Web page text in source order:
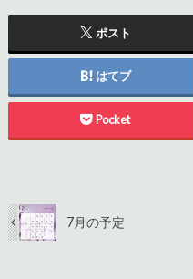
ポスト
はてブ
Pocket
7月の予定